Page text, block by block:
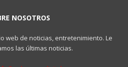
NOSOTROS
web de noticias, entretenimiento. Le
las últimas noticias.